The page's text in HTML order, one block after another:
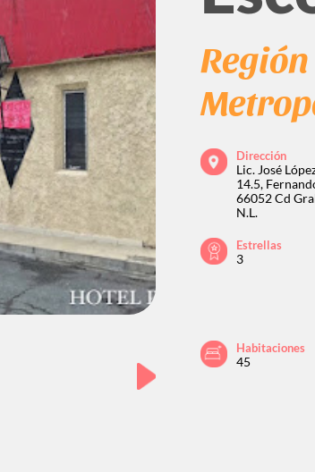
Región
Dirección
Lic. José
14.5,
66052 Cd
N.L.
Estrellas
3
Habitaciones
45